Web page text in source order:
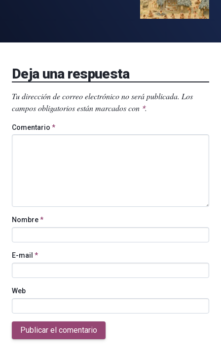
Deja una respuesta
Tu dirección de correo electrónico no será publicada. Los
campos obligatorios están marcados con *.
Comentario *
Nombre*
E-mail *
Web
Publicar el comentario